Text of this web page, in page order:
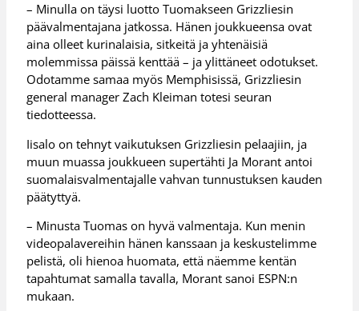
– Minulla on täysi luotto Tuomakseen Grizzliesin
päävalmentajana jatkossa. Hänen joukkueensa ovat
aina olleet kurinalaisia, sitkeitä ja yhtenäisiä
molemmissa päissä kenttää – ja ylittäneet odotukset.
Odotamme samaa myös Memphisissä, Grizzliesin
general manager Zach Kleiman totesi seuran
tiedotteessa.
Iisalo on tehnyt vaikutuksen Grizzliesin pelaajiin, ja
muun muassa joukkueen supertähti Ja Morant antoi
suomalaisvalmentajalle vahvan tunnustuksen kauden
päätyttyä.
– Minusta Tuomas on hyvä valmentaja. Kun menin
videopalavereihin hänen kanssaan ja keskustelimme
pelistä, oli hienoa huomata, että näemme kentän
tapahtumat samalla tavalla, Morant sanoi ESPN:n
mukaan.